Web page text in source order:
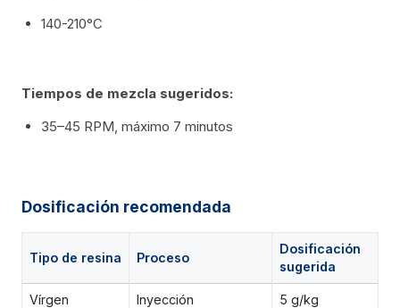
140-210°C
Tiempos de mezcla sugeridos:
35–45 RPM, máximo 7 minutos
Dosificación recomendada
Tipo de resina Proceso
Dosificación
sugerida
Vírgen Inyección 5 g/kg